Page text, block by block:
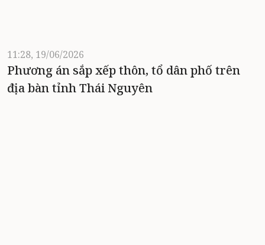
11:28, 19/06/2026
Phương án sắp xếp thôn, tổ dân phố trên
địa bàn tỉnh Thái Nguyên